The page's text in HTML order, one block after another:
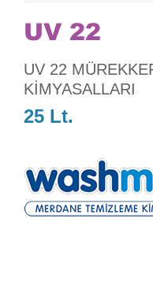
UV 22
UV 22
KİMYASALLARI
25 Lt.